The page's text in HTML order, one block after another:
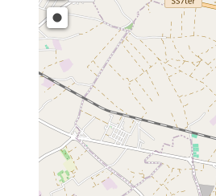
Cerca su mappa